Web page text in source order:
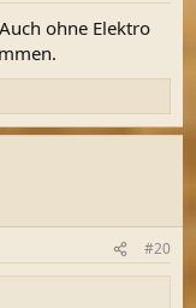
ohne Elektro
#20